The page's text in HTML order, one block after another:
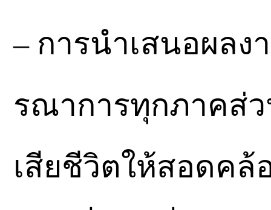
– การนำเสนอผลง
รณาการทุกภาคส่
เสียชีวิตให้สอดค